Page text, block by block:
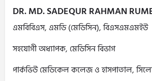
DR. MD. SADEQUR RAHMAN
এমবিবিএস, এমডি (মেডিসিন), বিএসএমএমইউ
সহযোগী অধ্যাপক, মেডিসিন বিভাগ
পার্কভিউ মেডিকেল কলেজ ও হাসপাতাল,